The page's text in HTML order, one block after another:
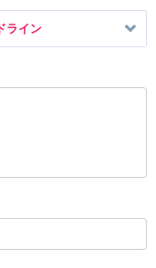
ライン
メント削除や書き込み制
の投稿